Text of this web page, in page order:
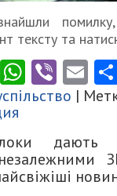
тексту та
TwitterViber
|
дають